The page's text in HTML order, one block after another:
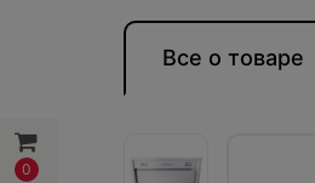
0
Все о товаре